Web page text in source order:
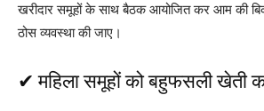
खरीदार समूहों के साथ बैठक आयोजित कर आम की
ठोस व्यवस्था की जाए।
✔ महिला समूहों को बहुफसली खेती